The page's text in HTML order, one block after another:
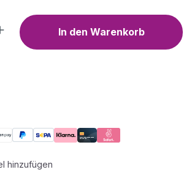
Gib den gewünschten
In den Warenkorb
hinzufügen